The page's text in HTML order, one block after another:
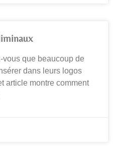
vous que beaucoup de
dans leurs logos
article montre comment